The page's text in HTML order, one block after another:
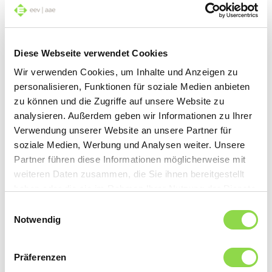
Diese Webseite verwendet Cookies
Wir verwenden Cookies, um Inhalte und Anzeigen zu
personalisieren, Funktionen für soziale Medien anbieten
zu können und die Zugriffe auf unsere Website zu
analysieren. Außerdem geben wir Informationen zu Ihrer
Verwendung unserer Website an unsere Partner für
soziale Medien, Werbung und Analysen weiter. Unsere
Partner führen diese Informationen möglicherweise mit
weiteren Daten zusammen, die Sie ihnen bereitgestellt
Notwendig
Präferenzen
télécommunication a été programmée.
Outre le prix, la tendance est aussi aux nouvelles idées.
Dans l’exemple de Rougemont, cela s’est traduit par les
tubage lorsque le sous-plafond est trop bas?
Comment
Que faire